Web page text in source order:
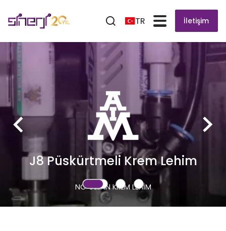
TR İletişim
J8 Püskürtmeli Krem Lehim
NO CLEAN KREM LEHİM